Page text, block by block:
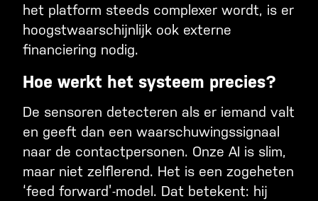
het platform steeds complexer wordt, is er
hoogstwaarschijnlijk ook externe
financiering nodig.
Hoe werkt het systeem precies?
De sensoren detecteren als er iemand valt
en geeft dan een waarschuwingssignaal
naar de contactpersonen. Onze AI is slim,
maar niet zelflerend. Het is een zogeheten
‘feed forward’-model. Dat betekent: hij